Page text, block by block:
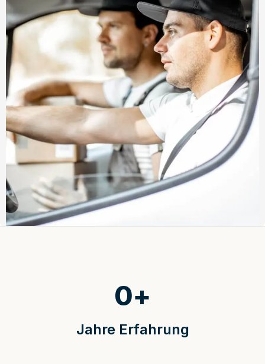
Jahre Erfahrung
0+